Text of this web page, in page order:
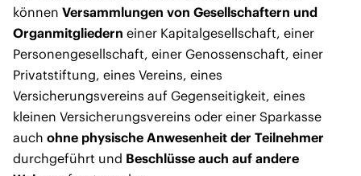
können Versammlungen von Gesellschaftern und
Organmitgliedern einer Kapitalgesellschaft, einer
Personengesellschaft, einer Genossenschaft, einer
Privatstiftung, eines Vereins, eines
Versicherungsvereins auf Gegenseitigkeit, eines
kleinen Versicherungsvereins oder einer Sparkasse
auch ohne physische Anwesenheit der Teilnehmer
durchgeführt und Beschlüsse auch auf andere